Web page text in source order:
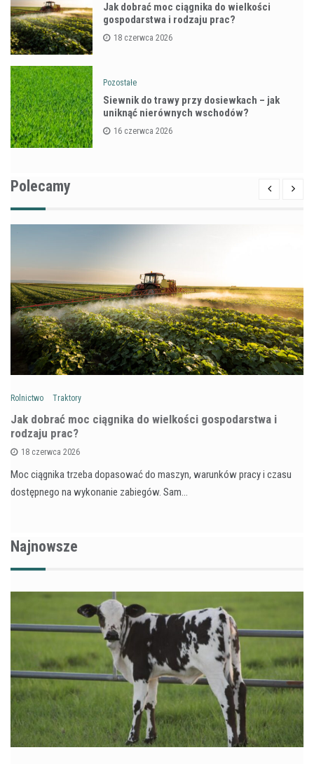
Jak dobrać moc ciągnika do wielkości
gospodarstwa i rodzaju prac?
18 czerwca 2026
Pozostałe
Siewnik do trawy przy dosiewkach – jak
uniknąć nierównych wschodów?
16 czerwca 2026
Polecamy
Rolnictwo Traktory
Jak dobrać moc ciągnika do wielkości gospodarstwa i
rodzaju prac?
18 czerwca 2026
Moc ciągnika trzeba dopasować do maszyn, warunków pracy i czasu
dostępnego na wykonanie zabiegów. Sam…
Najnowsze